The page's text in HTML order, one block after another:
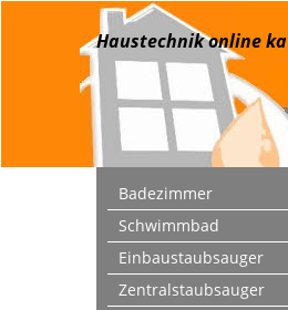
Haustechnik online
Badezimmer
Schwimmbad
Einbaustaubsauger
Zentralstaubsauger